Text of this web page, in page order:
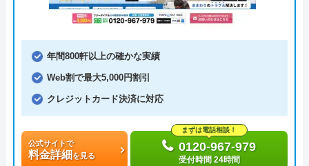
年間800軒以上の確かな実績
Web割で最大5,000円割引
クレジットカード決済に対応
公式サイトで
料金詳細を見る
まずは電話相談！
0120-967-979
受付時間 24時間